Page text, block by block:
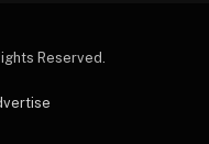
Reserved.